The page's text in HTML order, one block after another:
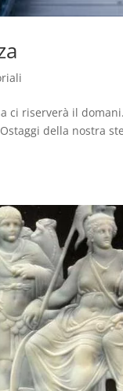
ci riserverà il
della nostra